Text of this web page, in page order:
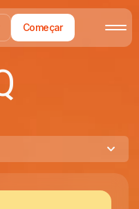
Começar